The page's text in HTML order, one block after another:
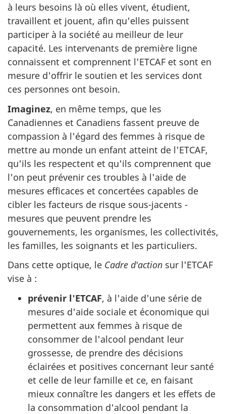
à leurs besoins là où elles vivent, étudient,
travaillent et jouent, afin qu'elles puissent
participer à la société au meilleur de leur
capacité. Les intervenants de première ligne
connaissent et comprennent l'ETCAF et sont en
mesure d'offrir le soutien et les services dont
ces personnes ont besoin.
Imaginez, en même temps, que les
Canadiennes et Canadiens fassent preuve de
compassion à l'égard des femmes à risque de
mettre au monde un enfant atteint de l'ETCAF,
qu'ils les respectent et qu'ils comprennent que
l'on peut prévenir ces troubles à l'aide de
mesures efficaces et concertées capables de
cibler les facteurs de risque sous-jacents -
mesures que peuvent prendre les
gouvernements, les organismes, les collectivités,
les familles, les soignants et les particuliers.
Dans cette optique, le Cadre d'action sur l'ETCAF
vise à :
prévenir l'ETCAF, à l'aide d'une série de
mesures d'aide sociale et économique qui
permettent aux femmes à risque de
consommer de l'alcool pendant leur
grossesse, de prendre des décisions
éclairées et positives concernant leur santé
et celle de leur famille et ce, en faisant
mieux connaître les dangers et les effets de
la consommation d'alcool pendant la